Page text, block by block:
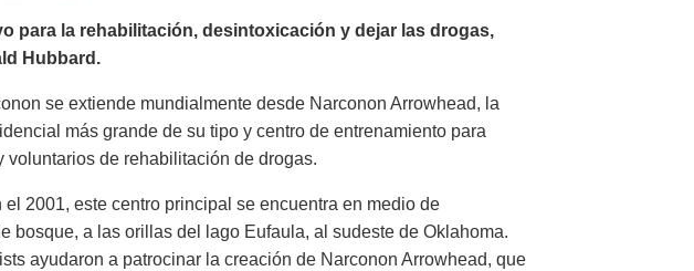
para la rehabilitación, desintoxicación y dejar las drogas,
Hubbard.
se extiende mundialmente desde Narconon Arrowhead, la
más grande de su tipo y centro de entrenamiento para
voluntarios de rehabilitación de drogas.
el 2001, este centro principal se encuentra en medio de
bosque, a las orillas del lago Eufaula, al sudeste de Oklahoma.
ayudaron a patrocinar la creación de Narconon Arrowhead, que